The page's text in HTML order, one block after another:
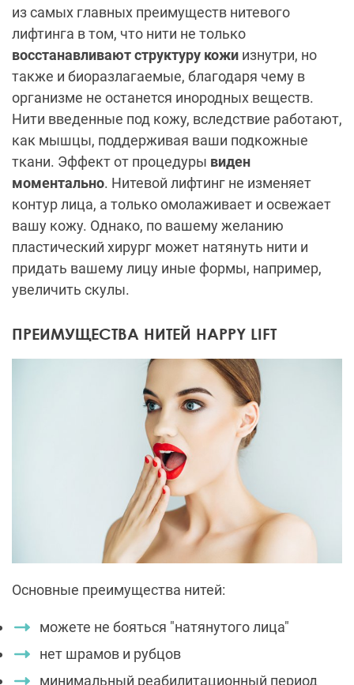
из самых главных преимуществ нитевого
лифтинга в том, что нити не только
восстанавливают структуру кожи изнутри, но
также и биоразлагаемые, благодаря чему в
организме не останется инородных веществ.
Нити введенные под кожу, вследствие работают,
как мышцы, поддерживая ваши подкожные
ткани. Эффект от процедуры виден
моментально. Нитевой лифтинг не изменяет
контур лица, а только омолаживает и освежает
вашу кожу. Однако, по вашему желанию
пластический хирург может натянуть нити и
придать вашему лицу иные формы, например,
увеличить скулы.
ПРЕИМУЩЕСТВА НИТЕЙ HAPPY LIFT
Основные преимущества нитей:
можете не бояться "натянутого лица"
нет шрамов и рубцов
минимальный реабилитационный период